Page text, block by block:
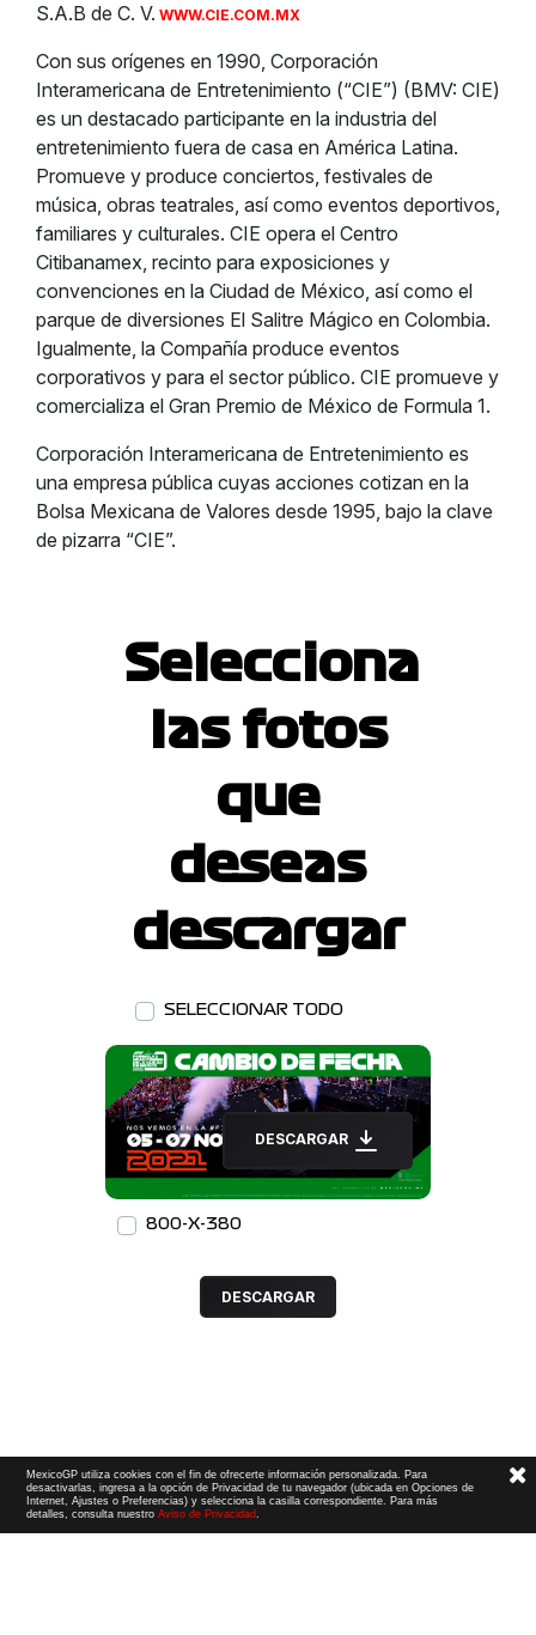
S.A.B de C. V. WWW.CIE.COM.MX
Con sus orígenes en 1990, Corporación
Interamericana de Entretenimiento (“CIE”) (BMV: CIE)
es un destacado participante en la industria del
entretenimiento fuera de casa en América Latina.
Promueve y produce conciertos, festivales de
música, obras teatrales, así como eventos deportivos,
familiares y culturales. CIE opera el Centro
Citibanamex, recinto para exposiciones y
convenciones en la Ciudad de México, así como el
parque de diversiones El Salitre Mágico en Colombia.
Igualmente, la Compañía produce eventos
corporativos y para el sector público. CIE promueve y
comercializa el Gran Premio de México de Formula 1.
Corporación Interamericana de Entretenimiento es
una empresa pública cuyas acciones cotizan en la
Bolsa Mexicana de Valores desde 1995, bajo la clave
de pizarra “CIE”.
Selecciona
las fotos
que
deseas
descargar
SELECCIONAR TODO
DESCARGAR
800-X-380
DESCARGAR
MexicoGP utiliza cookies con el fin de ofrecerte información personalizada. Para
desactivarlas, ingresa a la opción de Privacidad de tu navegador (ubicada en Opciones de
Internet, Ajustes o Preferencias) y selecciona la casilla correspondiente. Para más
detalles, consulta nuestroAviso de Privacidad.